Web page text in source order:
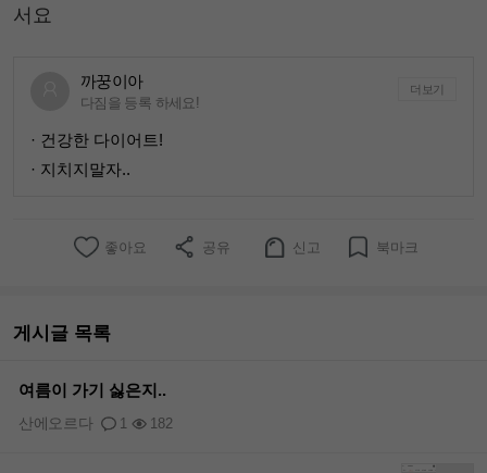
서요
까꿍이아
다짐을 등록 하세요!
더보기
· 건강한 다이어트!
· 지치지말자..
좋아요 공유 신고 북마크
게시글 목록
여름이 가기 싫은지..
1 182
산에오르다